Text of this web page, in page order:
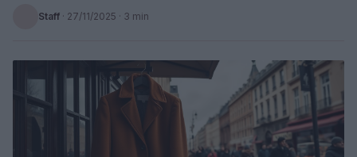
Staff · 27/11/2025 · 3 min